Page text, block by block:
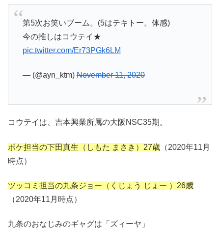
第5次お笑いブーム。(5はテキトー。体感)
今の推しはコウテイ★
pic.twitter.com/Er73PGk6LM
— (@ayn_ktm)November 11, 2020
コウテイは、吉本興業所属の大阪NSC35期。
ボケ担当の下田真生（しもた まさき）27歳 （2020年11月
時点）
ツッコミ担当の九条ジョー（くじょう じょー ）26歳
（2020年11月時点）
九条のおなじみのギャグは「ズィーヤ」